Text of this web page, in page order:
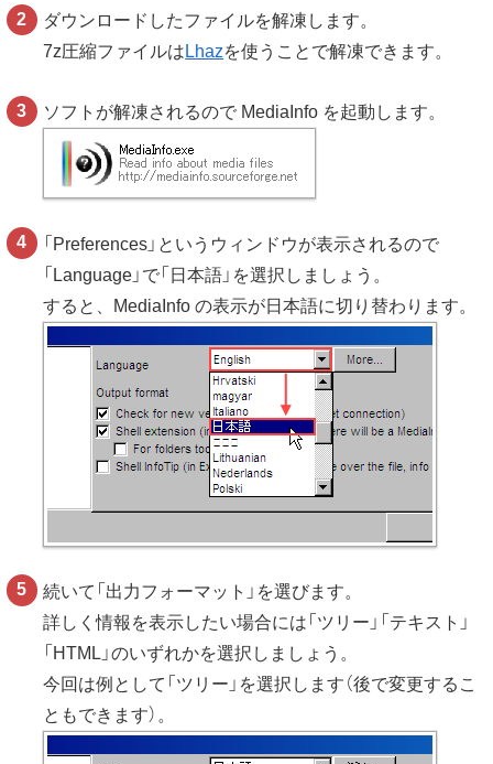
ダウンロードしたファイルを解凍します。
7z圧縮ファイルは Lhazを使うことで解凍できます。
ソフトが解凍されるので MediaInfo を起動します。
「Preferences」というウィンドウが表示されるので
「Language」で「日本語」を選択しましょう。
すると、MediaInfo の表示が日本語に切り替わります。
続いて「出力フォーマット」を選びます。
詳しく情報を表示したい場合には「ツリー」「テキスト」
「HTML」のいずれかを選択しましょう。
今回は例として「ツリー」を選択します（後で変更するこ
ともできます）。